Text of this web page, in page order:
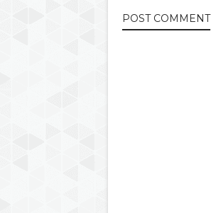
POST COMMENT